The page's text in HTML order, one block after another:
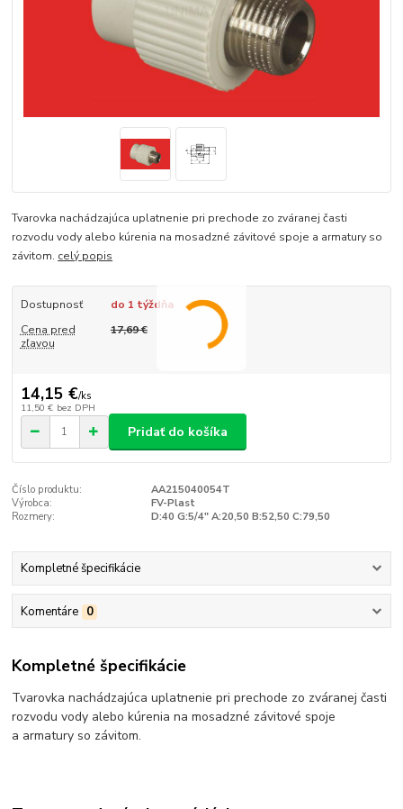
Tvarovka nachádzajúca uplatnenie pri prechode zo zváranej časti
rozvodu vody alebo kúrenia na mosadzné závitové spoje a armatury so
závitom. celý popis
Dostupnosť
do 1 týždňa
Cena pred
zľavou
17,69 €
14,15 €/ks
11,50 € bez DPH
Pridať do košíka
Číslo produktu:
AA215040054T
Výrobca:
FV-Plast
Rozmery:
D:40 G:5/4" A:20,50 B:52,50 C:79,50
Kompletné špecifikácie
Komentáre 0
Kompletné špecifikácie
Tvarovka nachádzajúca uplatnenie pri prechode zo zváranej časti
rozvodu vody alebo kúrenia na mosadzné závitové spoje
a armatury so závitom.